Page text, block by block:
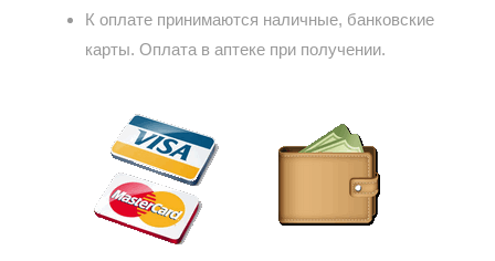
К оплате принимаются наличные, банковские
карты. Оплата в аптеке при получении.